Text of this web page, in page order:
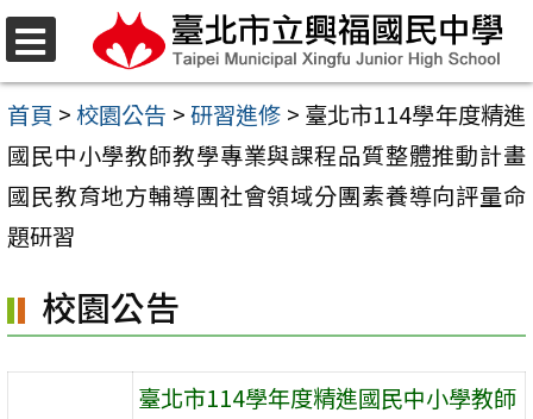
選
單
跳
至
主
要
內
容
首頁 >校園公告 >研習進修 > 臺北市114學年度精進
國民中小學教師教學專業與課程品質整體推動計畫
國民教育地方輔導團社會領域分團素養導向評量命
題研習
校園公告
臺北市114學年度精進國民中小學教師